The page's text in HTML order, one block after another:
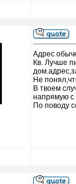
Адрес
Кв. Лучше
Не
В твоем
напрямую
По поводу